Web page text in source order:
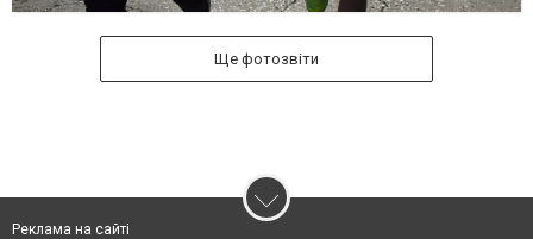
Ще фотозвіти
Реклама на сайті